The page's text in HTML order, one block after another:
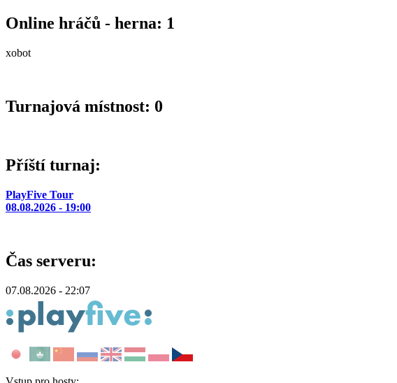
Online hráčů - herna: 1
xobot
Turnajová místnost: 0
Příští turnaj:
PlayFive Tour
08.08.2026 - 19:00
Čas serveru:
07.08.2026 - 22:07